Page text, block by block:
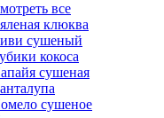
все
клюква
сушеный
кокоса
сушеная
сушеное